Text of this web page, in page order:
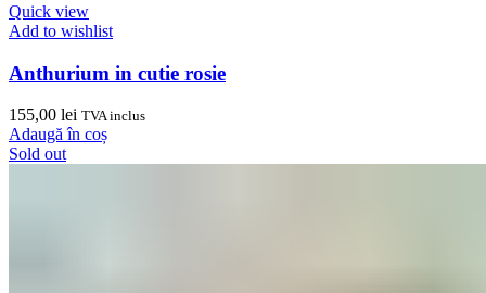
Quick view
Add to wishlist
Anthurium in cutie rosie
155,00 lei TVA inclus
Adaugă în coș
Sold out